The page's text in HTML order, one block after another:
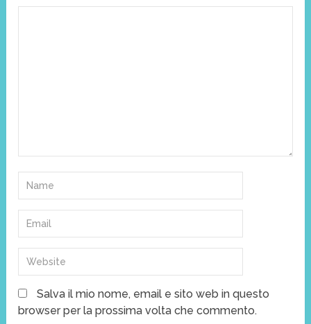
Salva il mio nome, email e sito web in questo
browser per la prossima volta che commento.